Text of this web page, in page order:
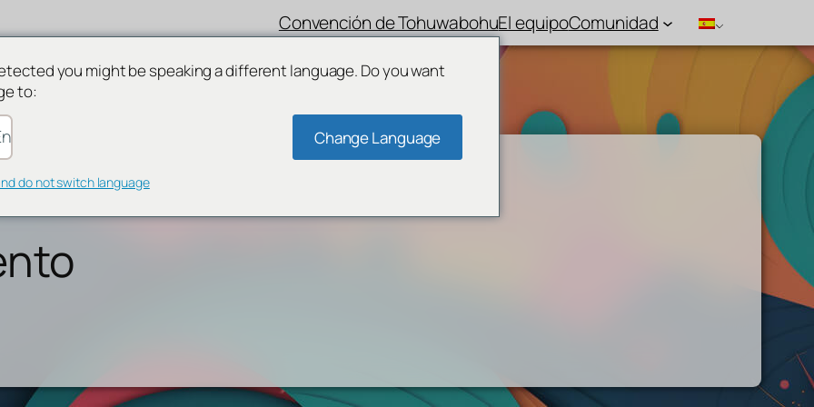
Convención de TohuwabohuEl equipoComunidad
you might be speaking a different language. Do you want
to:
Change Language
do not switch language